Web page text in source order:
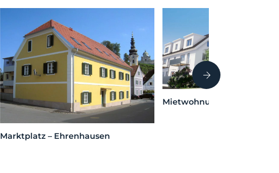
Marktplatz – Ehrenhausen
Mietwohnungen Söding